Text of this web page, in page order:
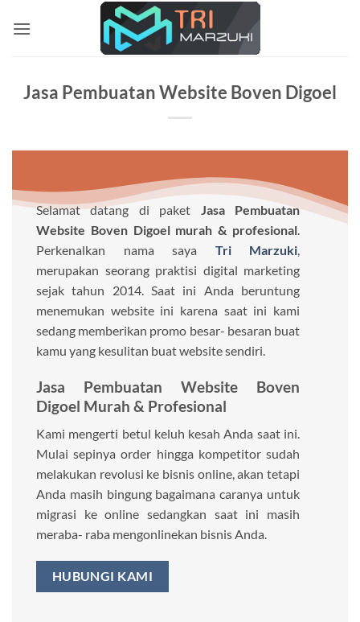
Jasa Pembuatan Website Boven Digoel
Selamat datang di paket Jasa Pembuatan
Website Boven Digoel murah & profesional.
Perkenalkan nama saya Tri Marzuki,
merupakan seorang praktisi digital marketing
sejak tahun 2014. Saat ini Anda beruntung
menemukan website ini karena saat ini kami
sedang memberikan promo besar- besaran buat
kamu yang kesulitan buat website sendiri.
Jasa Pembuatan Website Boven
Digoel Murah & Profesional
Kami mengerti betul keluh kesah Anda saat ini.
Mulai sepinya order hingga kompetitor sudah
melakukan revolusi ke bisnis online, akan tetapi
Anda masih bingung bagaimana caranya untuk
migrasi ke online sedangkan saat ini masih
meraba- raba mengonlinekan bisnis Anda.
HUBUNGI KAMI